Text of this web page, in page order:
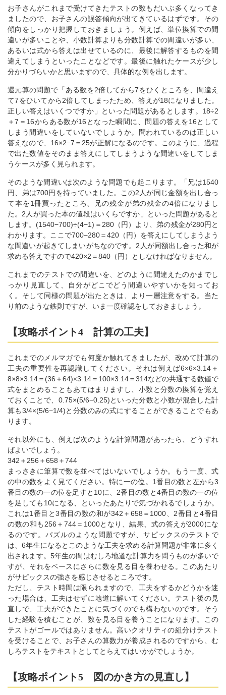
お子さんがこれまで受けてきたテストの数もだいぶ多くなってき
ましたので、お子さんの誤答傾向が出てきているはずです。その
傾向をしっかり把握しておきましょう。例えば、単位換算での間
違いが多いことや、小数計算よりも分数計算での間違いが多い、
あるいは式から答えは出せているのに、最後に解答するものを間
違えてしまうといったことなどです。最後に触れたケースが少し
分かりづらいかと思いますので、具体的な例を出します。
還元算の問題で「ある数を2倍してから7をひくところを、間違え
て7をひいてから2倍してしまったため、答えが18になりました。
正しい答えはいくつですか」といった問題があるとします。18÷2
＋7＝16からある数が16となった瞬間に、問題の答えを16として
しまう間違いをしていないでしょうか。問われているのは正しい
答えなので、16×2−7＝25が正解になるのです。このように、過程
で出た数値をそのまま答えにしてしまうような間違いをしてしま
うケースが多く見られます。
そのような間違いは次のような問題でも起こります。「兄は1540
円、弟は700円を持っていました。この2人が同じ金額を出し合っ
て本を1冊買ったところ、兄の残金が弟の残金の4倍になりまし
た。2人が買った本の値段はいくらですか」といった問題があると
します。(1540−700)÷(4−1)＝280（円）より、弟の残金が280円と
わかります。ここで700−280＝420（円）を答えにしてしまうよう
な間違いが起きてしまいがちなのです。2人が同額出し合った和が
求める答えですので420×2＝840（円）としなければなりません。
これまでのテストでの間違いを、どのように間違えたのかまでし
っかり見直して、自分がどこでどう間違いやすいかを知ってお
く。そして同様の問題が出たときは、より一層注意をする。当た
り前のような鉄則ですが、いま一度確認をしておきましょう。
【攻略ポイント4 計算の工夫】
これまでのメルマガでも何度か触れてきましたが、改めて計算の
工夫の重要性を再認識してください。それは例えば6×6×3.14＋
8×8×3.14＝(36＋64)×3.14＝100×3.14＝314などの共通する数値で
式をまとめることもあてはまりますし、小数と分数の換算を覚え
ておくことで、0.75×(5/6−0.25)といった分数と小数が混合した計
算も3/4×(5/6−1/4)と分数のみの式にすることができることでもあ
ります。
それ以外にも、例えば次のような計算問題があったら、どうすれ
ばよいでしょう。
342＋256＋658＋744
まっさきに筆算で数を並べてはいないでしょうか。もう一度、式
の中の数をよく見てください。特に一の位。1番目の数と左から3
番目の数の一の位を足すと10に、2番目の数と4番目の数の一の位
を足しても10になる、といったあたりで気づかれるでしょうか。
これは1番目と3番目の数の和が342＋658＝1000、2番目と4番目
の数の和も256＋744＝1000となり、結果、式の答えが2000にな
るのです。パズルのような問題ですが、サピックスのテストで
は、6年生になるとこのような工夫を求める計算問題が非常に多く
出されます。5年生の間はむしろ地道な計算力を問うものが多いで
すが、それをベースにさらに数を見る目を養わせる。このあたり
がサピックスの強さを感じさせるところです。
ただし、テスト時間は限られますので、工夫をするかどうかを迷
った場合は、工夫はせずに地道に解いてください。テスト後の見
直しで、工夫ができたことに気づくのでも構わないのです。そう
した経験を積むことが、数を見る目を養うことになります。この
テストがゴールではありません。高いクオリティの組分けテスト
を受けることで、お子さんの算数力が養成されるのですから、む
しろテストをテキストとしてとらえてはいかがでしょうか。
【攻略ポイント5 図のかき方の見直し】